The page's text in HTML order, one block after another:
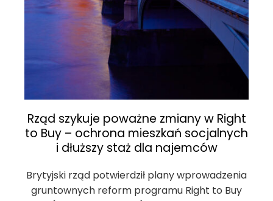
Rząd szykuje poważne zmiany w Right
to Buy – ochrona mieszkań socjalnych
i dłuższy staż dla najemców
Brytyjski rząd potwierdził plany wprowadzenia
gruntownych reform programu Right to Buy